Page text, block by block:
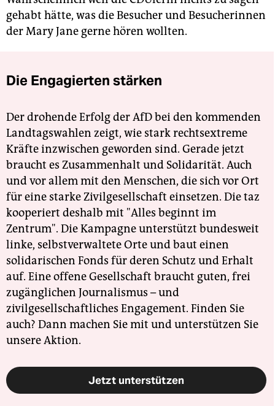
gehabt hätte, was die Besucher und Besucherinnen
der Mary Jane gerne hören wollten.
Die Engagierten stärken
Der drohende Erfolg der AfD bei den kommenden
Landtagswahlen zeigt, wie stark rechtsextreme
Kräfte inzwischen geworden sind. Gerade jetzt
braucht es Zusammenhalt und Solidarität. Auch
und vor allem mit den Menschen, die sich vor Ort
für eine starke Zivilgesellschaft einsetzen. Die taz
kooperiert deshalb mit "Alles beginnt im
Zentrum". Die Kampagne unterstützt bundesweit
linke, selbstverwaltete Orte und baut einen
solidarischen Fonds für deren Schutz und Erhalt
auf. Eine offene Gesellschaft braucht guten, frei
zugänglichen Journalismus – und
zivilgesellschaftliches Engagement. Finden Sie
auch? Dann machen Sie mit und unterstützen Sie
unsere Aktion.
Jetzt unterstützen